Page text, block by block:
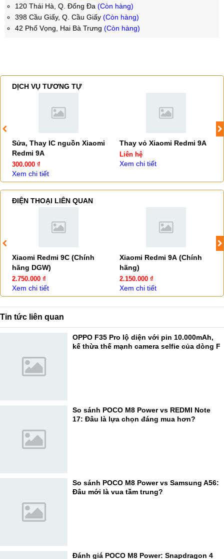
120 Thái Hà, Q. Đống Đa (Còn hàng)
398 Cầu Giấy, Q. Cầu Giấy (Còn hàng)
42 Phố Vọng, Hai Bà Trưng (Còn hàng)
DỊCH VỤ TƯƠNG TỰ
Sửa, Thay IC nguồn Xiaomi
Redmi 9A
300.000 ₫
Xem chi tiết
Thay vỏ Xiaomi Redmi 9A
Liên hệ
Xem chi tiết
ĐIỆN THOẠI LIÊN QUAN
Xiaomi Redmi 9C (Chính
hãng DGW)
2.750.000 ₫
Xem chi tiết
Xiaomi Redmi 9A (Chính
hãng)
2.150.000 ₫
Xem chi tiết
Tin tức liên quan
OPPO F35 Pro lộ diện với pin 10.000mAh,
kế thừa thế mạnh camera selfie của dòng F
So sánh POCO M8 Power vs REDMI Note
17: Đâu là lựa chọn đáng mua hơn?
So sánh POCO M8 Power vs Samsung A56:
Đâu mới là vua tầm trung?
Đánh giá POCO M8 Power: Snapdragon 4